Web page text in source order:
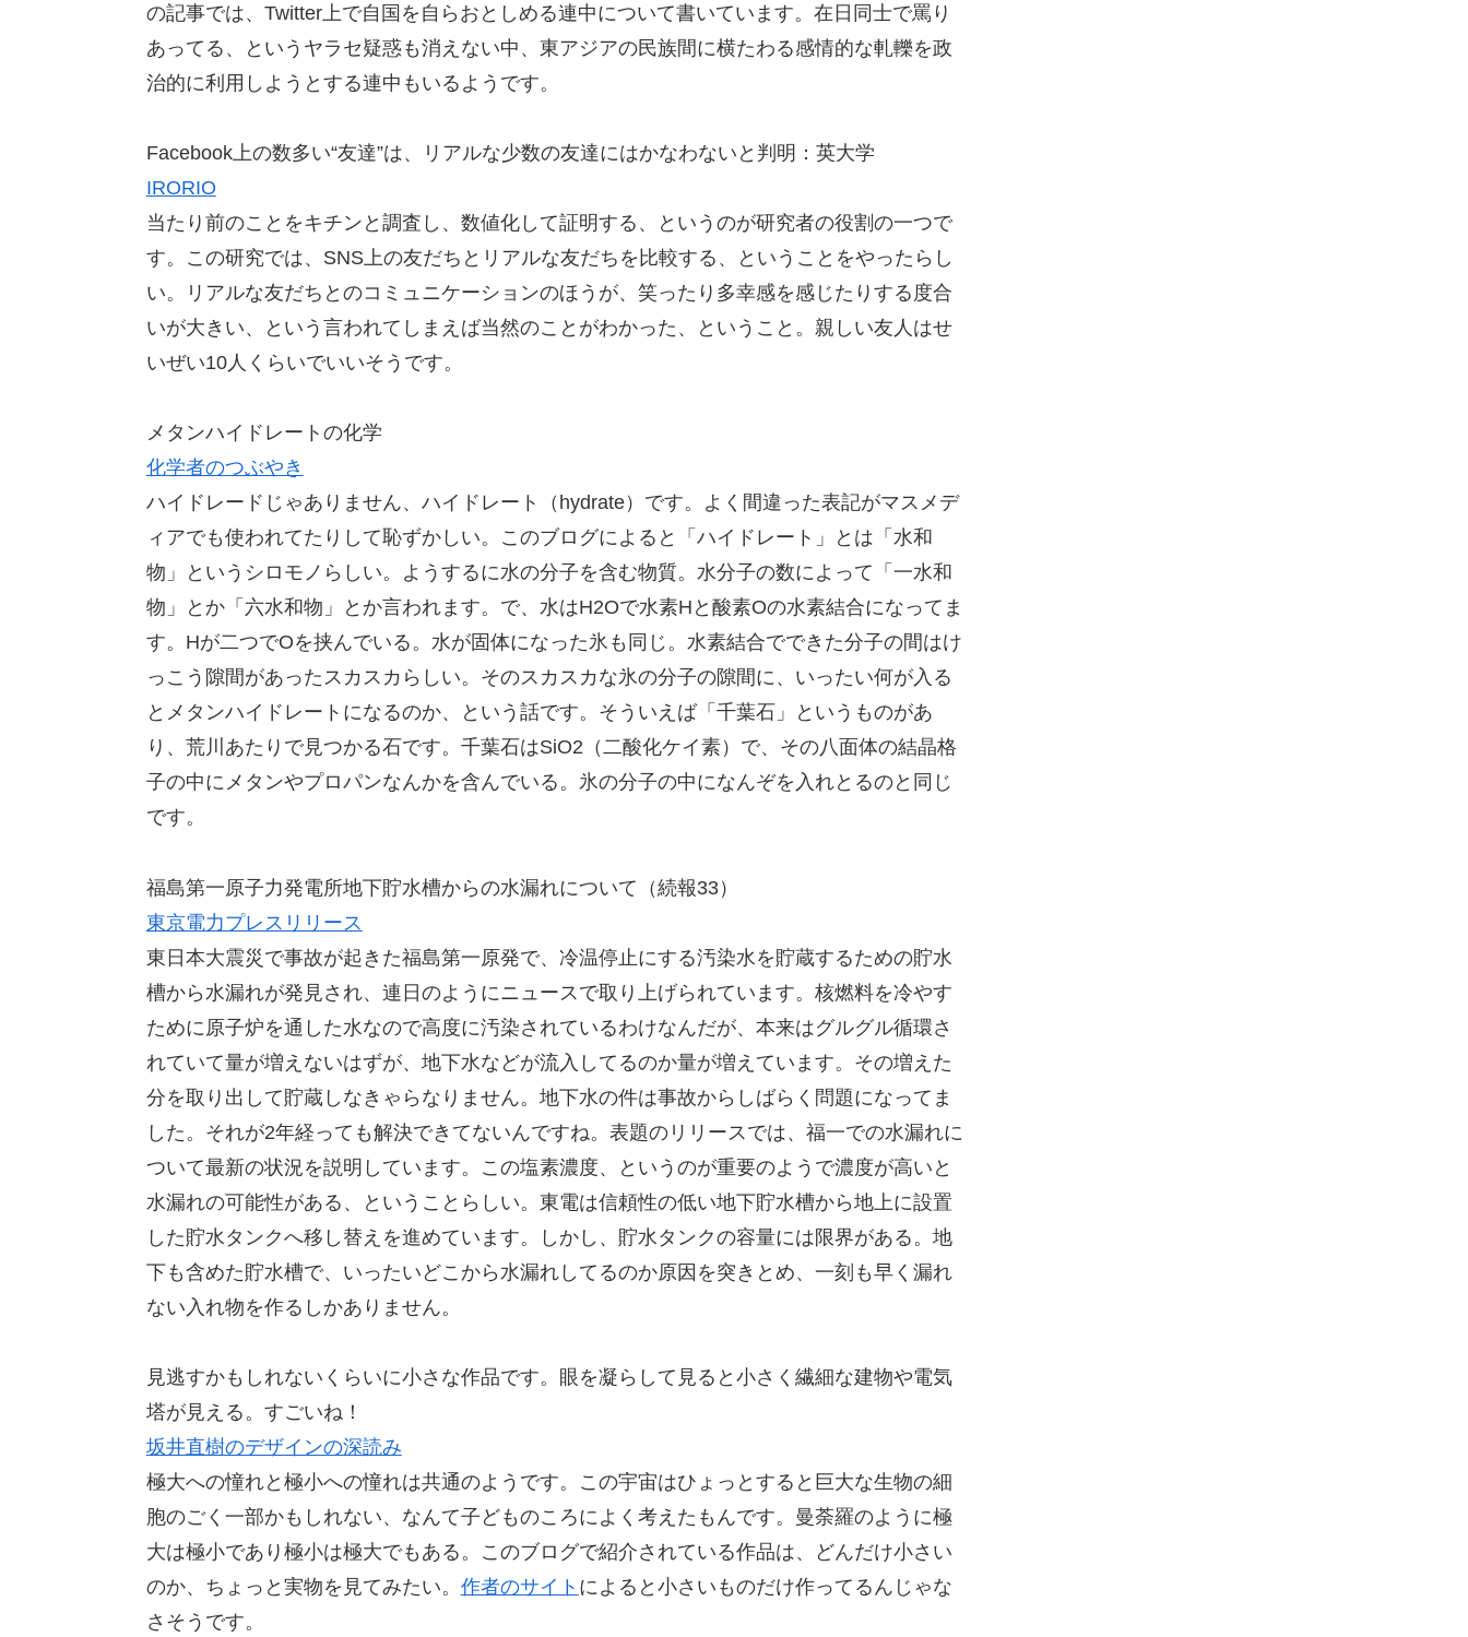
の記事では、Twitter上で自国を自らおとしめる連中について書いています。在日同士で罵り
あってる、というヤラセ疑惑も消えない中、東アジアの民族間に横たわる感情的な軋轢を政
治的に利用しようとする連中もいるようです。
Facebook上の数多い“友達”は、リアルな少数の友達にはかなわないと判明：英大学
IRORIO
当たり前のことをキチンと調査し、数値化して証明する、というのが研究者の役割の一つで
す。この研究では、SNS上の友だちとリアルな友だちを比較する、ということをやったらし
い。リアルな友だちとのコミュニケーションのほうが、笑ったり多幸感を感じたりする度合
いが大きい、という言われてしまえば当然のことがわかった、ということ。親しい友人はせ
いぜい10人くらいでいいそうです。
メタンハイドレートの化学
化学者のつぶやき
ハイドレードじゃありません、ハイドレート（hydrate）です。よく間違った表記がマスメデ
ィアでも使われてたりして恥ずかしい。このブログによると「ハイドレート」とは「水和
物」というシロモノらしい。ようするに水の分子を含む物質。水分子の数によって「一水和
物」とか「六水和物」とか言われます。で、水はH2Oで水素Hと酸素Oの水素結合になってま
す。Hが二つでOを挟んでいる。水が固体になった氷も同じ。水素結合でできた分子の間はけ
っこう隙間があったスカスカらしい。そのスカスカな氷の分子の隙間に、いったい何が入る
とメタンハイドレートになるのか、という話です。そういえば「千葉石」というものがあ
り、荒川あたりで見つかる石です。千葉石はSiO2（二酸化ケイ素）で、その八面体の結晶格
子の中にメタンやプロパンなんかを含んでいる。氷の分子の中になんぞを入れとるのと同じ
です。
福島第一原子力発電所地下貯水槽からの水漏れについて（続報33）
東京電力プレスリリース
東日本大震災で事故が起きた福島第一原発で、冷温停止にする汚染水を貯蔵するための貯水
槽から水漏れが発見され、連日のようにニュースで取り上げられています。核燃料を冷やす
ために原子炉を通した水なので高度に汚染されているわけなんだが、本来はグルグル循環さ
れていて量が増えないはずが、地下水などが流入してるのか量が増えています。その増えた
分を取り出して貯蔵しなきゃらなりません。地下水の件は事故からしばらく問題になってま
した。それが2年経っても解決できてないんですね。表題のリリースでは、福一での水漏れに
ついて最新の状況を説明しています。この塩素濃度、というのが重要のようで濃度が高いと
水漏れの可能性がある、ということらしい。東電は信頼性の低い地下貯水槽から地上に設置
した貯水タンクへ移し替えを進めています。しかし、貯水タンクの容量には限界がある。地
下も含めた貯水槽で、いったいどこから水漏れしてるのか原因を突きとめ、一刻も早く漏れ
ない入れ物を作るしかありません。
見逃すかもしれないくらいに小さな作品です。眼を凝らして見ると小さく繊細な建物や電気
塔が見える。すごいね！
坂井直樹のデザインの深読み
極大への憧れと極小への憧れは共通のようです。この宇宙はひょっとすると巨大な生物の細
胞のごく一部かもしれない、なんて子どものころによく考えたもんです。曼荼羅のように極
大は極小であり極小は極大でもある。このブログで紹介されている作品は、どんだけ小さい
のか、ちょっと実物を見てみたい。 作者のサイト によると小さいものだけ作ってるんじゃな
さそうです。